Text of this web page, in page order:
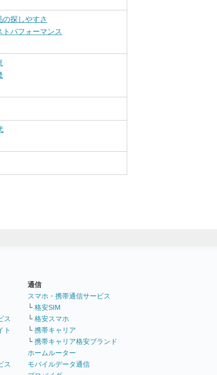
の探しやすさ
トパフォーマンス
ス
ト
ス
通信
スマホ・携帯通信サービス
└ 格安SIM
└ 格安スマホ
└ 携帯キャリア
└ 携帯キャリア格安ブランド
ホームルーター
モバイルデータ通信